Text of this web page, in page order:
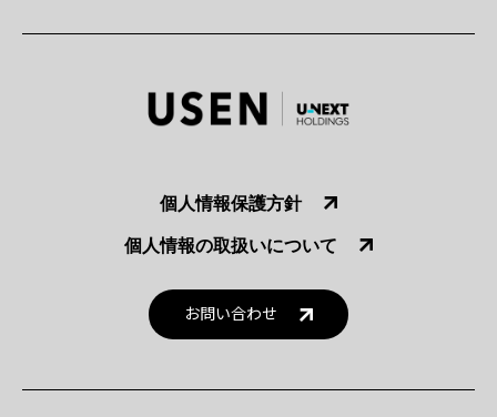
個人情報保護方針
個人情報の取扱いについて
お問い合わせ